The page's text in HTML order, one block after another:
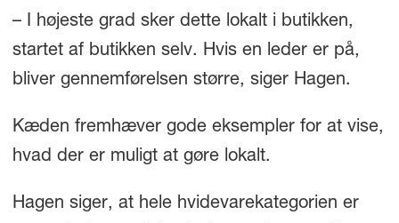
– I højeste grad sker dette lokalt i butikken,
startet af butikken selv. Hvis en leder er på,
bliver gennemførelsen større, siger Hagen.
Kæden fremhæver gode eksempler for at vise,
hvad der er muligt at gøre lokalt.
Hagen siger, at hele hvidevarekategorien er